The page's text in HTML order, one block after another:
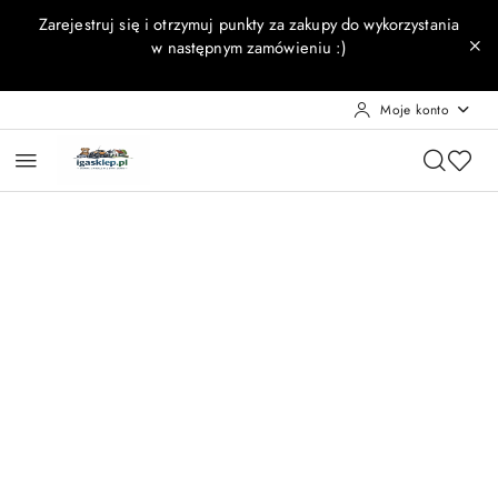
Przejdź do treści głównej
Przejdź do wyszukiwarki
Przejdź do moje konto
Przejdź do menu głównego
Przejdź do opisu produktu
Przejdź do stopki
Zarejestruj się i otrzymuj punkty za zakupy do wykorzystania
w następnym zamówieniu :)
Moje konto